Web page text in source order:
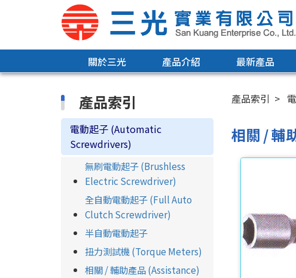
關於三光 產品介紹 最新產品
產品索引
電動起子 (Automatic
Screwdrivers)
無刷電動起子 (Brushless
Electric Screwdriver)
全自動電動起子 (Full Auto
Clutch Screwdriver)
半自動電動起子
扭力測試機 (Torque Meters)
相關 / 輔助產品 (Assistance)
產品索引
相關 / 輔